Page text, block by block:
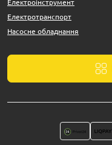
Електроінструмент
Електротранспорт
Насосне обладнання